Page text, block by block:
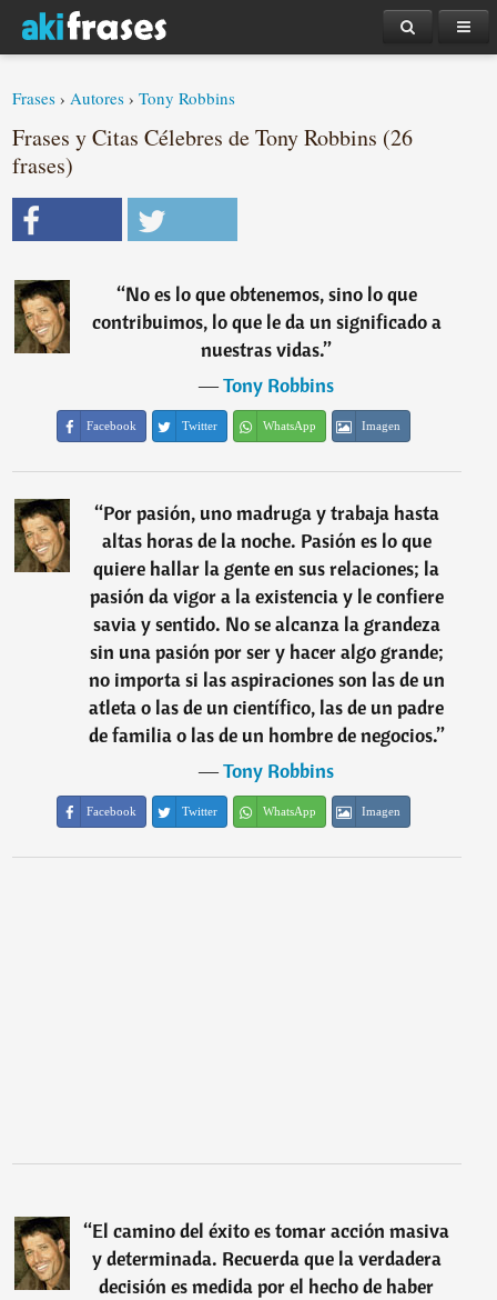
Frases ›Autores ›Tony Robbins
Frases y Citas Célebres de Tony Robbins (26
frases)
“No es lo que obtenemos, sino lo que
contribuimos, lo que le da un significado a
nuestras vidas.”
―Tony Robbins
Facebook Twitter WhatsApp Imagen
“Por pasión, uno madruga y trabaja hasta
altas horas de la noche. Pasión es lo que
quiere hallar la gente en sus relaciones; la
pasión da vigor a la existencia y le confiere
savia y sentido. No se alcanza la grandeza
sin una pasión por ser y hacer algo grande;
no importa si las aspiraciones son las de un
atleta o las de un científico, las de un padre
de familia o las de un hombre de negocios.”
―Tony Robbins
Facebook Twitter WhatsApp Imagen
“El camino del éxito es tomar acción masiva
y determinada. Recuerda que la verdadera
decisión es medida por el hecho de haber